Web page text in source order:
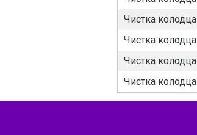
Чистка колодца
Чистка колодца
Чистка колодца
Чистка колодца